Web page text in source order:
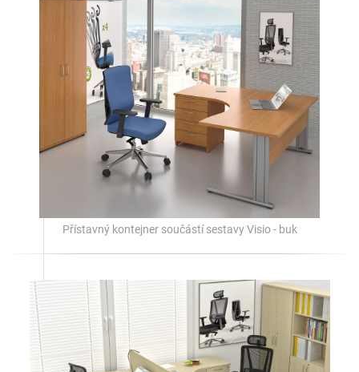
Přístavný kontejner součástí sestavy Visio - buk